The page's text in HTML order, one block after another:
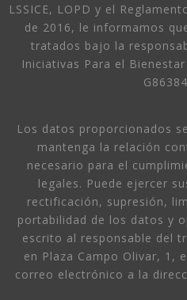
LSSICE, LOPD y el
de 2016, le informamos
tratados bajo la
Iniciativas Para el
Los datos proporcionados
mantenga la relación
necesario para el
legales. Puede ejercer
rectificación, supresión,
portabilidad de los datos y
escrito al responsable del
en Plaza Campo Olivar, 1,
correo electrónico a la